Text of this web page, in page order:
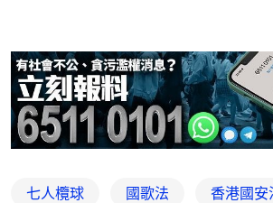
七人欖球 國歌法 香港國安